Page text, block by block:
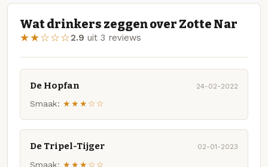
Wat drinkers zeggen over Zotte Nar
★★☆☆☆2.9 uit 3 reviews
De Hopfan 24-02-2022
Smaak: ★★★☆☆
De Tripel-Tijger 02-01-2023
Smaak: ★★★☆☆